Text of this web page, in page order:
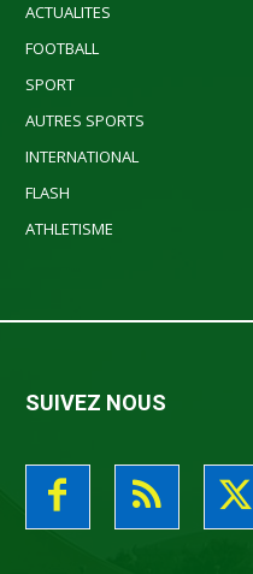
ACTUALITES
FOOTBALL
SPORT
AUTRES SPORTS
INTERNATIONAL
FLASH
ATHLETISME
SUIVEZ NOUS